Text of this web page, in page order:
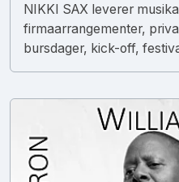
NIKKI SAX leverer
firmaarrangementer,
bursdager, kick-off,